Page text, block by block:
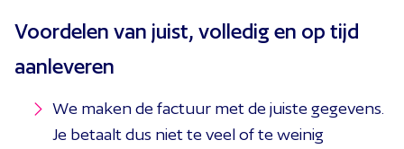
Voordelen van juist, volledig en op tijd
aanleveren
We maken de factuur met de juiste gegevens.
Je betaalt dus niet te veel of te weinig